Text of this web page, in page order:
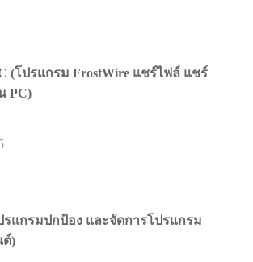
(โปรแกรม FrostWire แชร์ไฟล์ แชร์
PC)
รแกรมปกป้อง และจัดการโปรแกรม
ต์)